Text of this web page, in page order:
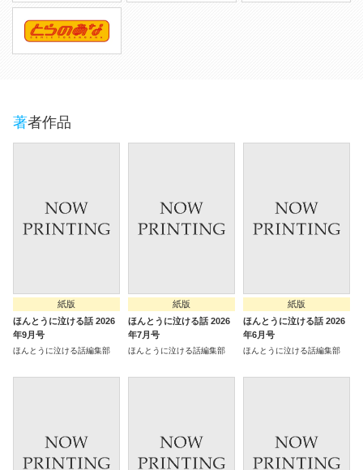
著者作品
紙版
ほんとうに泣ける話 2026
年9月号
ほんとうに泣ける話編集部
紙版
ほんとうに泣ける話 2026
年7月号
ほんとうに泣ける話編集部
紙版
ほんとうに泣ける話 2026
年6月号
ほんとうに泣ける話編集部